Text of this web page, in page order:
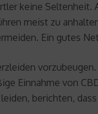
keine
meist zu
Ein gutes
Einnahme von
berichten,